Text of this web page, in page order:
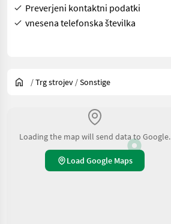
Preverjeni kontaktni podatki
vnesena telefonska številka
/Trg strojev /Sonstige
Loading the map will send data to Google.
Load Google Maps